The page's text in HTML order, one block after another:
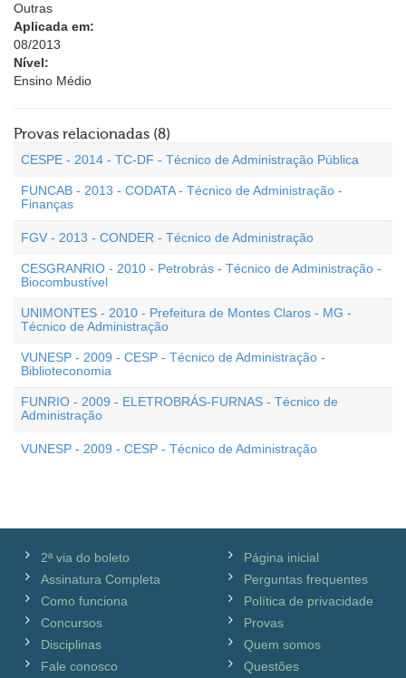
Outras
Aplicada em:
08/2013
Nível:
Ensino Médio
Provas relacionadas (8)
CESPE - 2014 - TC-DF - Técnico de Administração Pública
FUNCAB - 2013 - CODATA - Técnico de Administração -
Finanças
FGV - 2013 - CONDER - Técnico de Administração
CESGRANRIO - 2010 - Petrobrás - Técnico de Administração -
Biocombustível
UNIMONTES - 2010 - Prefeitura de Montes Claros - MG -
Técnico de Administração
VUNESP - 2009 - CESP - Técnico de Administração -
Biblioteconomia
FUNRIO - 2009 - ELETROBRÁS-FURNAS - Técnico de
Administração
VUNESP - 2009 - CESP - Técnico de Administração
2ª via do boleto
Assinatura Completa
Como funciona
Concursos
Disciplinas
Fale conosco
Página inicial
Perguntas frequentes
Política de privacidade
Provas
Quem somos
Questões